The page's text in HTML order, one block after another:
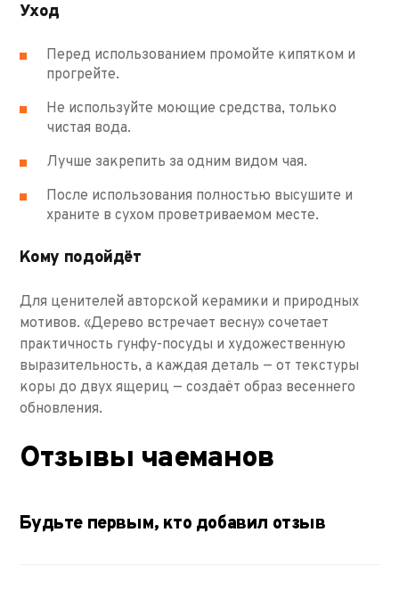
Уход
Перед использованием промойте кипятком и
прогрейте.
Не используйте моющие средства, только
чистая вода.
Лучше закрепить за одним видом чая.
После использования полностью высушите и
храните в сухом проветриваемом месте.
Кому подойдёт
Для ценителей авторской керамики и природных
мотивов. «Дерево встречает весну» сочетает
практичность гунфу-посуды и художественную
выразительность, а каждая деталь — от текстуры
коры до двух ящериц — создаёт образ весеннего
обновления.
Отзывы чаеманов
Будьте первым, кто добавил отзыв